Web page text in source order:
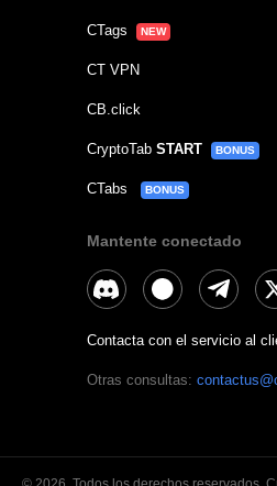
CTags NEW
CT VPN
CB.click
CryptoTab START BONUS
CTabs BONUS
Mantente conectado
Contacta con el servicio al
Otras consultas: